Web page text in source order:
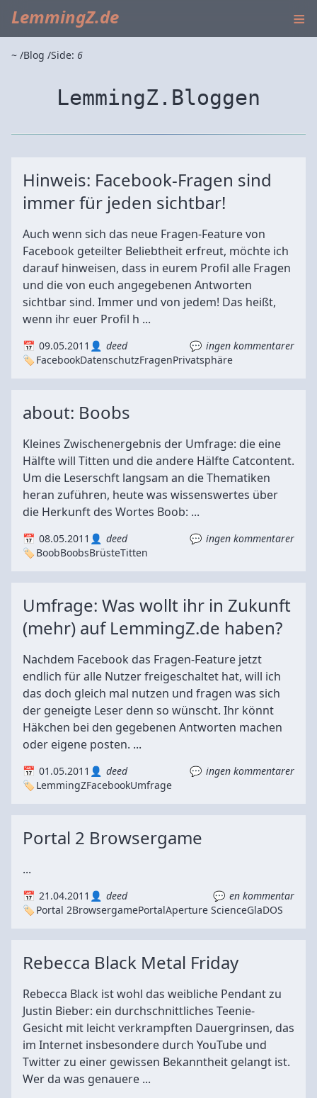
LemmingZ.de ≡
~ Blog Side: 6
LemmingZ.Bloggen
Hinweis: Facebook-Fragen sind
immer für jeden sichtbar!
Auch wenn sich das neue Fragen-Feature von
Facebook geteilter Beliebtheit erfreut, möchte ich
darauf hinweisen, dass in eurem Profil alle Fragen
und die von euch angegebenen Antworten
sichtbar sind. Immer und von jedem! Das heißt,
wenn ihr euer Profil h ...
09.05.2011 deed
ingen kommentarer
FacebookDatenschutzFragenPrivatsphäre
about: Boobs
Kleines Zwischenergebnis der Umfrage: die eine
Hälfte will Titten und die andere Hälfte Catcontent.
Um die Leserschft langsam an die Thematiken
heran zuführen, heute was wissenswertes über
die Herkunft des Wortes Boob: ...
08.05.2011 deed
ingen kommentarer
BoobBoobsBrüsteTitten
Umfrage: Was wollt ihr in Zukunft
(mehr) auf LemmingZ.de haben?
Nachdem Facebook das Fragen-Feature jetzt
endlich für alle Nutzer freigeschaltet hat, will ich
das doch gleich mal nutzen und fragen was sich
der geneigte Leser denn so wünscht. Ihr könnt
Häkchen bei den gegebenen Antworten machen
oder eigene posten. ...
01.05.2011 deed
ingen kommentarer
LemmingZFacebookUmfrage
Portal 2 Browsergame
...
21.04.2011 deed
en kommentar
Portal 2BrowsergamePortalAperture ScienceGlaDOS
Rebecca Black Metal Friday
Rebecca Black ist wohl das weibliche Pendant zu
Justin Bieber: ein durchschnittliches Teenie-
Gesicht mit leicht verkrampften Dauergrinsen, das
im Internet insbesondere durch YouTube und
Twitter zu einer gewissen Bekanntheit gelangt ist.
Wer da was genauere ...